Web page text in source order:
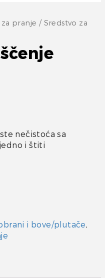
pranje / Sredstvo za
nečistoća sa
i štiti
i bove/plutače,